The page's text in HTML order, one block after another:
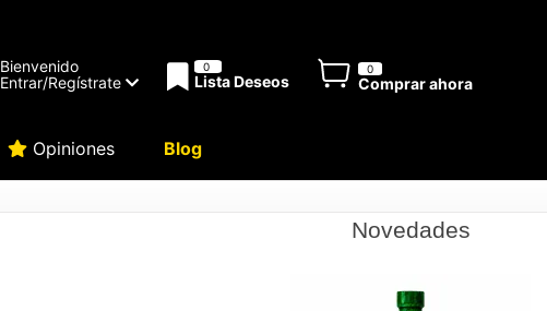
Bienvenido
Entrar/Regístrate
0
Lista Deseos
0
Comprar ahora
Opiniones Blog
Novedades